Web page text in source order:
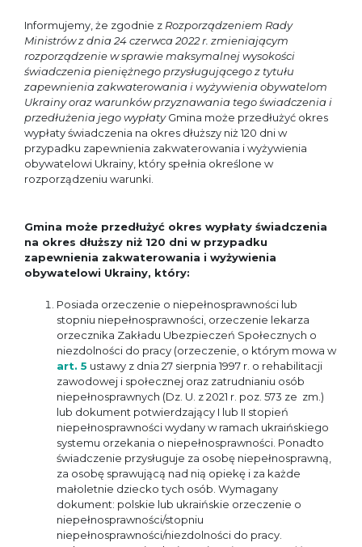
Informujemy, że zgodnie z Rozporządzeniem Rady
Ministrów z dnia 24 czerwca 2022 r. zmieniającym
rozporządzenie w sprawie maksymalnej wysokości
świadczenia pieniężnego przysługującego z tytułu
zapewnienia zakwaterowania i wyżywienia obywatelom
Ukrainy oraz warunków przyznawania tego świadczenia i
przedłużenia jego wypłatyGmina może przedłużyć okres
wypłaty świadczenia na okres dłuższy niż 120 dni w
przypadku zapewnienia zakwaterowania i wyżywienia
obywatelowi Ukrainy, który spełnia określone w
rozporządzeniu warunki.
Gmina może przedłużyć okres wypłaty świadczenia
na okres dłuższy niż 120 dni w przypadku
zapewnienia zakwaterowania i wyżywienia
obywatelowi Ukrainy, który:
Posiada orzeczenie o niepełnosprawności lub
stopniu niepełnosprawności, orzeczenie lekarza
orzecznika Zakładu Ubezpieczeń Społecznych o
niezdolności do pracy (orzeczenie, o którym mowa w
art. 5 ustawy z dnia 27 sierpnia 1997 r. o rehabilitacji
zawodowej i społecznej oraz zatrudnianiu osób
niepełnosprawnych (Dz. U. z 2021 r. poz. 573 ze zm.)
lub dokument potwierdzający I lub II stopień
niepełnosprawności wydany w ramach ukraińskiego
systemu orzekania o niepełnosprawności. Ponadto
świadczenie przysługuje za osobę niepełnosprawną,
za osobę sprawującą nad nią opiekę i za każde
małoletnie dziecko tych osób. Wymagany
dokument: polskie lub ukraińskie orzeczenie o
niepełnosprawności/stopniu
niepełnosprawności/niezdolności do pracy.